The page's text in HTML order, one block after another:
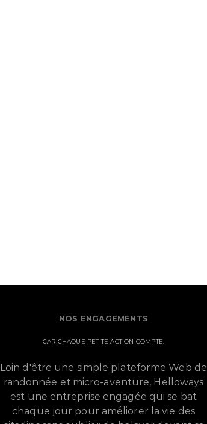
NOS ENGAGEMENTS
CAR CHAQUE PETITE ACTION COMPTE.
Loin d'être une simple plateforme Web de
randonnée et micro-aventure, Helloways
est une entreprise engagée qui se bat
chaque jour pour améliorer la vie des